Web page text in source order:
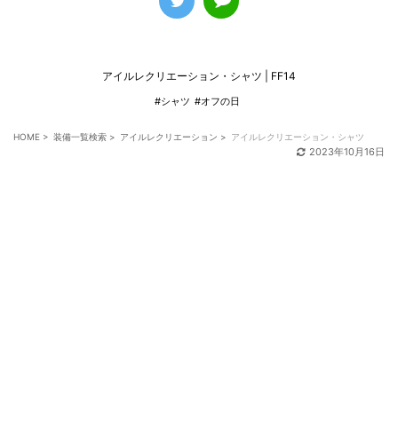
アイルレクリエーション・シャツ | FF14
#シャツ #オフの日
HOME > 装備一覧検索 > アイルレクリエーション > アイルレクリエーション・シャツ
2023年10月16日